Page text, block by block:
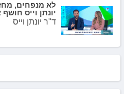
לא מנפחים,
יונתן וייס
ד"ר יונתן וייס